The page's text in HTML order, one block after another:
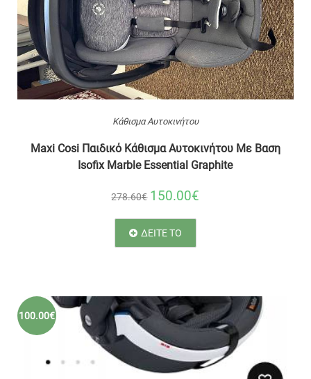
Κάθισμα Αυτοκινήτου
Maxi Cosi Παιδικό Kάθισμα Αυτοκινήτου Με Βαση
Isofix Marble Essential Graphite
278.60€ 150.00€
ΔΕΙΤΕ ΤΟ
100.00€